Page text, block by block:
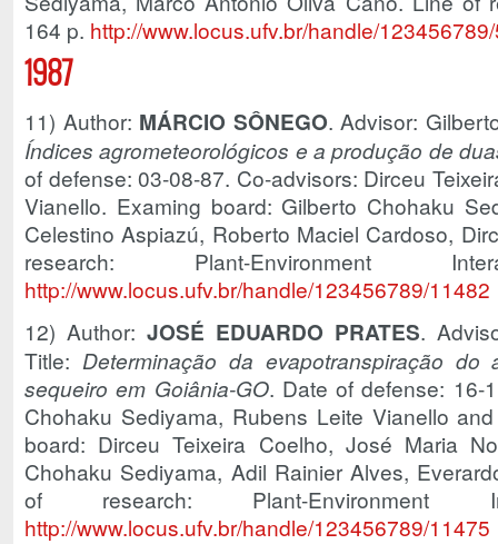
164 p. http://www.locus.ufv.br/handle/
1987
11) Author: MÁRCIO SÔNEGO. Advisor:
Índices agrometeorológicos e a produção de
of defense: 03-08-87. Co-advisors: Dirceu
Vianello. Examing board: Gilberto Chohaku
Celestino Aspiazú, Roberto Maciel Cardoso,
research: Plant-Environment
http://www.locus.ufv.br/handle/123456789/11482
12) Author: JOSÉ EDUARDO PRATES.
Title: Determinação da evapotranspiração
sequeiro em Goiânia-GO. Date of defense: 16-
Chohaku Sediyama, Rubens Leite Vianello
board: Dirceu Teixeira Coelho, José Maria
Chohaku Sediyama, Adil Rainier Alves,
of research: Plant-
http://www.locus.ufv.br/handle/123456789/11475